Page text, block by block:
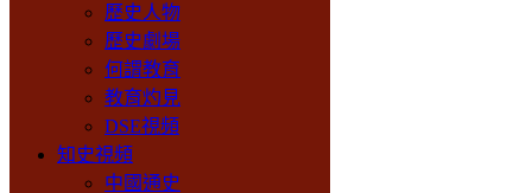
歷史人物
歷史劇場
何謂教育
教育灼見
DSE視頻
知史視頻
中國通史